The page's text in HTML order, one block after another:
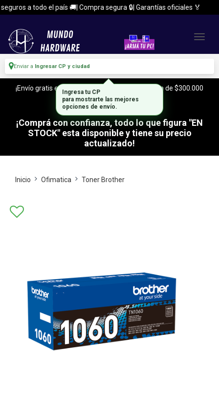
a todo el país 🚚| Compra segura 🔒| Garantías oficiales 🏅
Enviar a Ingresar CP y ciudad
¡Envío gratis en CABA y Zona Sur, con tu compra de $300.000
o mas!
¡Comprá con confianza, todo lo que figura "EN
STOCK" esta disponible y tiene su precio
actualizado!
Inicio Ofimatica Toner Brother
Ingresa tu CP
para mostrarte las mejores
opciones de envío.